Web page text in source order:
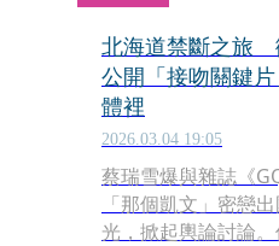
北海道禁斷之旅
公開「接吻關鍵
體裡
2026.03.04 19:05
蔡瑞雪爆與雜誌《
「那個凱文」密戀
光，掀起輿論討論